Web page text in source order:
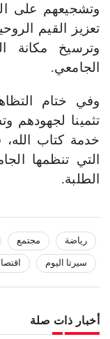
وتشجيعهم على
تعزيز القيم
وترسيخ مكانة
الجامعي.
وفي ختام
تثمينا لجهودهم
خدمة كتاب الله،
التي تنظمها
الطلبة.
رياضة مجتمع
سيرتا اليوم
أخبار ذات صلة